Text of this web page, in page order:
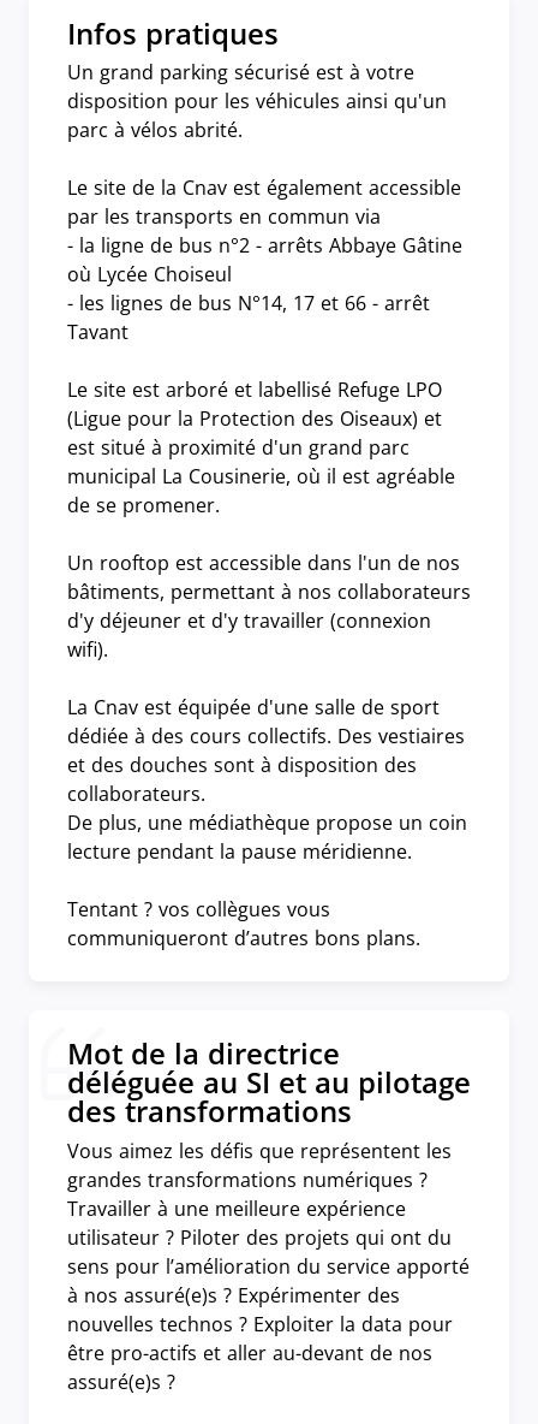
Infos pratiques
Un grand parking sécurisé est à votre
disposition pour les véhicules ainsi qu'un
parc à vélos abrité.
Le site de la Cnav est également accessible
par les transports en commun via
- la ligne de bus n°2 - arrêts Abbaye Gâtine
où Lycée Choiseul
- les lignes de bus N°14, 17 et 66 - arrêt
Tavant
Le site est arboré et labellisé Refuge LPO
(Ligue pour la Protection des Oiseaux) et
est situé à proximité d'un grand parc
municipal La Cousinerie, où il est agréable
de se promener.
Un rooftop est accessible dans l'un de nos
bâtiments, permettant à nos collaborateurs
d'y déjeuner et d'y travailler (connexion
wifi).
La Cnav est équipée d'une salle de sport
dédiée à des cours collectifs. Des vestiaires
et des douches sont à disposition des
collaborateurs.
De plus, une médiathèque propose un coin
lecture pendant la pause méridienne.
Tentant ? vos collègues vous
communiqueront d’autres bons plans.
Mot de la directrice
déléguée au SI et au pilotage
des transformations
Vous aimez les défis que représentent les
grandes transformations numériques ?
Travailler à une meilleure expérience
utilisateur ? Piloter des projets qui ont du
sens pour l’amélioration du service apporté
à nos assuré(e)s ? Expérimenter des
nouvelles technos ? Exploiter la data pour
être pro-actifs et aller au-devant de nos
assuré(e)s ?